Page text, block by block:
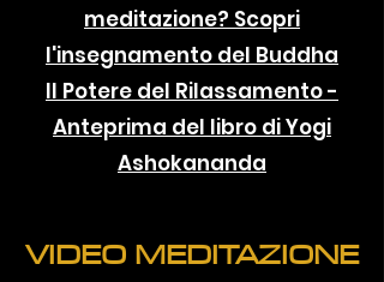
meditazione? Scopri
l'insegnamento del Buddha
Il Potere del Rilassamento -
Anteprima del libro di Yogi
Ashokananda
VIDEO MEDITAZIONE